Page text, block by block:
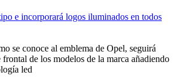
e incorporará logos iluminados en todos
se conoce al emblema de Opel, seguirá
frontal de los modelos de la marca añadiendo
led